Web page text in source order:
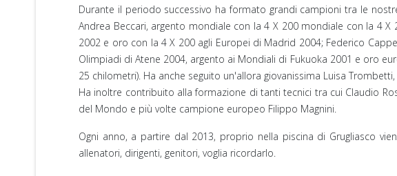
Durante il periodo successivo ha formato grandi campioni tra le
Andrea Beccari, argento mondiale con la 4 X 200 mondiale con la 4
2002 e oro con la 4 X 200 agli Europei di Madrid 2004; Federico
Olimpiadi di Atene 2004, argento ai Mondiali di Fukuoka 2001 e oro
25 chilometri). Ha anche seguito un'allora giovanissima Luisa
Ha inoltre contribuito alla formazione di tanti tecnici tra cui Claudio
del Mondo e più volte campione europeo Filippo Magnini.
Ogni anno, a partire dal 2013, proprio nella piscina di Grugliasco
allenatori, dirigenti, genitori, voglia ricordarlo.